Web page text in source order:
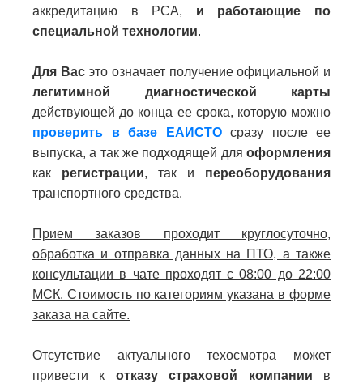
аккредитацию в РСА, и работающие по
специальной технологии.
Для Васэто означает получение официальной и
легитимной диагностической карты
действующей до конца ее срока, которую можно
проверить в базе ЕАИСТОсразу после ее
выпуска, а так же подходящей для оформления
как регистрации, так и переоборудования
транспортного средства.
Прием заказов проходит круглосуточно,
обработка и отправка данных на ПТО, а также
консультации в чате проходят с 08:00 до 22:00
МСК. Стоимость по категориям указана в форме
заказа на сайте.
Отсутствие актуального техосмотра может
привести к отказу страховой компании в